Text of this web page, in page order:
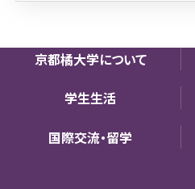
京都橘大学について
学生生活
国際交流・留学